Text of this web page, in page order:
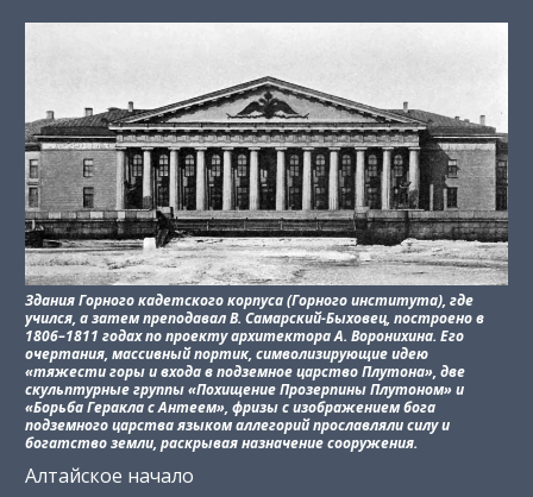
Здания Горного кадетского корпуса (Горного института), где
учился, а затем преподавал В. Самарский-Быховец, построено в
1806–1811 годах по проекту архитектора А. Воронихина. Его
очертания, массивный портик, символизирующие идею
«тяжести горы и входа в подземное царство Плутона», две
скульптурные группы «Похищение Прозерпины Плутоном» и
«Борьба Геракла с Антеем», фризы с изображением бога
подземного царства языком аллегорий прославляли силу и
богатство земли, раскрывая назначение сооружения.
Алтайское начало